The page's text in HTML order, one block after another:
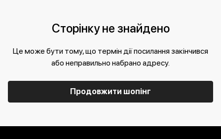
Сторінку не знайдено
Це може бути тому, що термін дії посилання закінчився
або неправильно набрано адресу.
Продовжити шопінг